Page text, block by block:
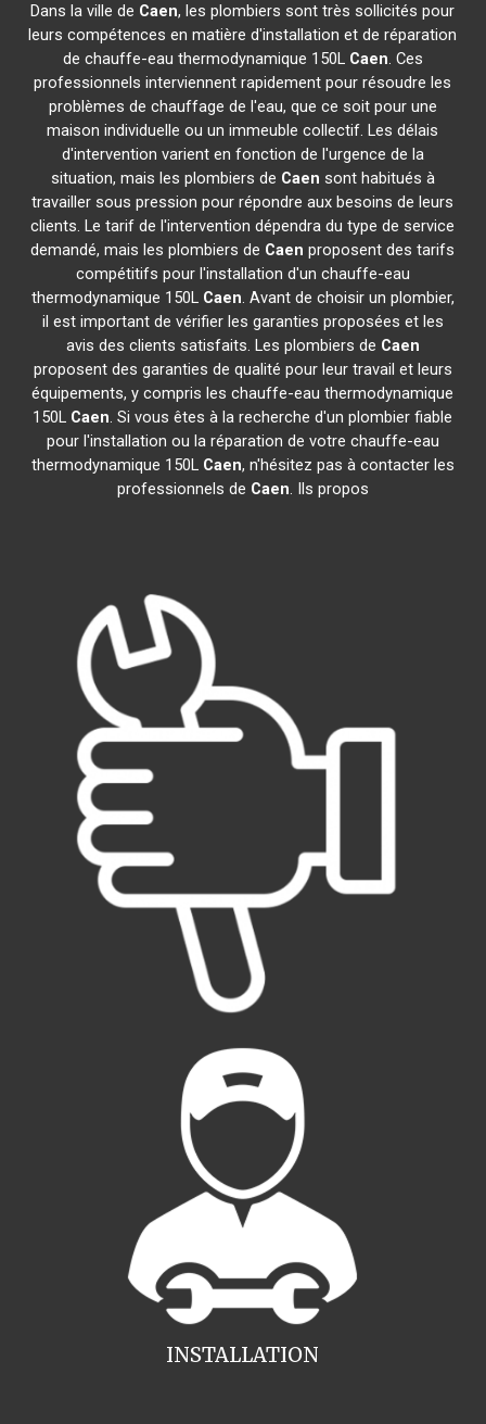
Dans la ville de Caen, les plombiers sont très sollicités pour
leurs compétences en matière d'installation et de réparation
de chauffe-eau thermodynamique 150L Caen. Ces
professionnels interviennent rapidement pour résoudre les
problèmes de chauffage de l'eau, que ce soit pour une
maison individuelle ou un immeuble collectif. Les délais
d'intervention varient en fonction de l'urgence de la
situation, mais les plombiers de Caen sont habitués à
travailler sous pression pour répondre aux besoins de leurs
clients. Le tarif de l'intervention dépendra du type de service
demandé, mais les plombiers de Caen proposent des tarifs
compétitifs pour l'installation d'un chauffe-eau
thermodynamique 150L Caen. Avant de choisir un plombier,
il est important de vérifier les garanties proposées et les
avis des clients satisfaits. Les plombiers de Caen
proposent des garanties de qualité pour leur travail et leurs
équipements, y compris les chauffe-eau thermodynamique
150L Caen. Si vous êtes à la recherche d'un plombier fiable
pour l'installation ou la réparation de votre chauffe-eau
thermodynamique 150L Caen, n'hésitez pas à contacter les
professionnels de Caen. Ils propos
INSTALLATION